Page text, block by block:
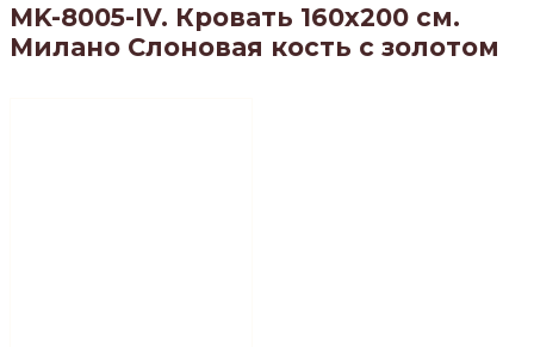
MK-8005-IV. Кровать 160х200 см.
Милано Слоновая кость с золотом